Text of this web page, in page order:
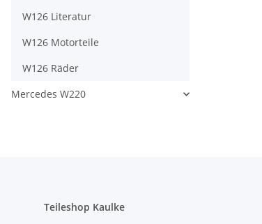
W126 Literatur
W126 Motorteile
W126 Räder
Mercedes W220
Teileshop Kaulke